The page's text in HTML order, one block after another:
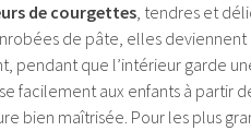
de courgettes, tendres et
de pâte, elles deviennent
pendant que l’intérieur garde
facilement aux enfants à partir
bien maîtrisée. Pour les plus